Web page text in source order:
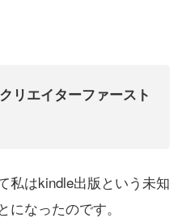
リエイターファースト
私はkindle出版という未知
なったのです。